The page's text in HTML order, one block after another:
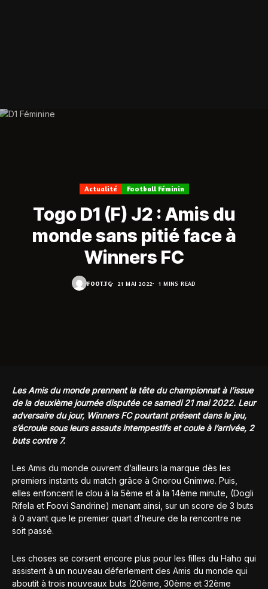
Actualité Football Féminin
Togo D1 (F) J2 : Amis du
monde sans pitié face à
Winners FC
FOOT.TG 21 MAI 2022 1 MINS READ
Les Amis du monde prennent la tête du championnat à l’issue
de la deuxième journée disputée ce samedi 21 mai 2022. Leur
adversaire du jour, Winners FC pourtant présent dans le jeu,
s’écroule sous leurs assauts intempestifs et coule à l’arrivée, 2
buts contre 7.
Les Amis du monde ouvrent d’ailleurs la marque dès les
premiers instants du match grâce à Gnorou Gnimwe. Puis,
elles enfoncent le clou à la 5ème et à la 14ème minute, (Dogli
Rifela et Foovi Sandrine) menant ainsi, sur un score de 3 buts
à 0 avant que le premier quart d’heure de la rencontre ne
soit passé.
Les choses se corsent encore plus pour les filles du Haho qui
assistent à un nouveau déferlement des Amis du monde qui
aboutit à trois nouveaux buts (20ème, 30ème et 32ème